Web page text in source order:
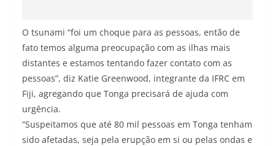
O tsunami “foi um choque para as pessoas, então de
fato temos alguma preocupação com as ilhas mais
distantes e estamos tentando fazer contato com as
pessoas”, diz Katie Greenwood, integrante da IFRC em
Fiji, agregando que Tonga precisará de ajuda com
urgência.
“Suspeitamos que até 80 mil pessoas em Tonga tenham
sido afetadas, seja pela erupção em si ou pelas ondas e